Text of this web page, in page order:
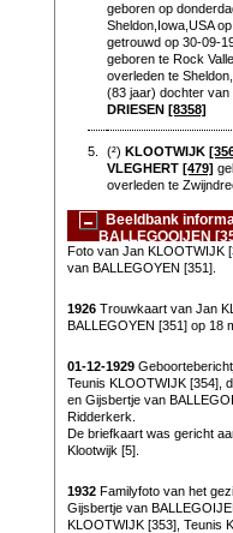
geboren op
Sheldon,Iowa,USA
getrouwd op 30-09-
geboren te Rock
overleden te
(83 jaar) dochter
DRIESEN [8358]
5. (²)KLOOTWIJK
VLEGHERT [479]
overleden te
Beeldbank
BALLEGOOIJEN
Foto van Jan KLOOTWIJK
van BALLEGOYEN [351].
1926Trouwkaart van Jan
BALLEGOYEN [351] op 18
01-12-1929
Teunis KLOOTWIJK [354],
en Gijsbertje van
Ridderkerk.
De briefkaart was gericht
Klootwijk [5].
1932Familyfoto van het
Gijsbertje van
KLOOTWIJK [353], Teunis